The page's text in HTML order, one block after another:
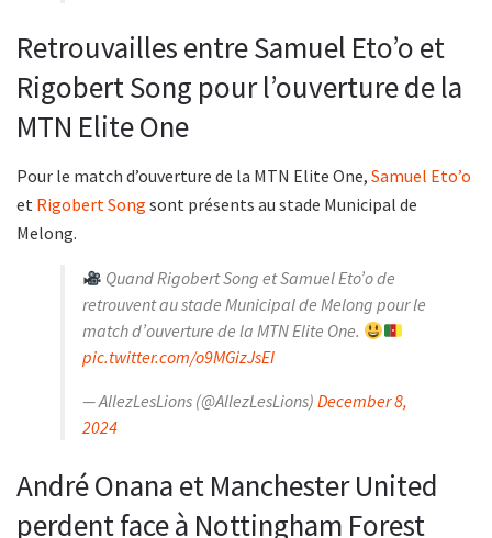
Retrouvailles entre Samuel Eto’o et
Rigobert Song pour l’ouverture de la
MTN Elite One
Pour le match d’ouverture de la MTN Elite One, Samuel Eto’o
et Rigobert Song sont présents au stade Municipal de
Melong.
Quand Rigobert Song et Samuel Eto’o de
retrouvent au stade Municipal de Melong pour le
match d’ouverture de la MTN Elite One.
pic.twitter.com/o9MGizJsEI
— AllezLesLions (@AllezLesLions) December 8,
2024
André Onana et Manchester United
perdent face à Nottingham Forest